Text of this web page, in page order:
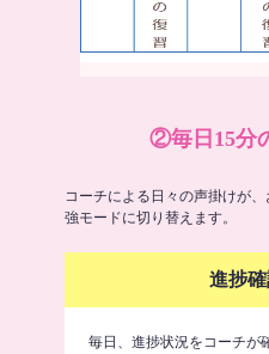
②毎日15分
コーチによる日々の声掛けが
強モードに切り替えます。
進捗
毎日、進捗状況をコーチが